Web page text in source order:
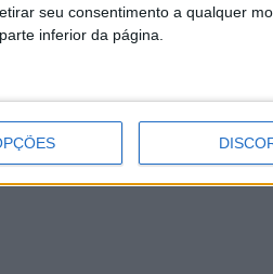
seu consentimento a qualquer
inferior da página.